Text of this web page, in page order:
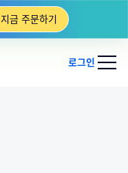
지금 주문하기
로그인